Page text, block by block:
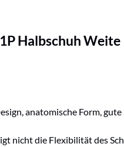
Halbschuh Weite
anatomische Form,
nicht die Flexibilität des